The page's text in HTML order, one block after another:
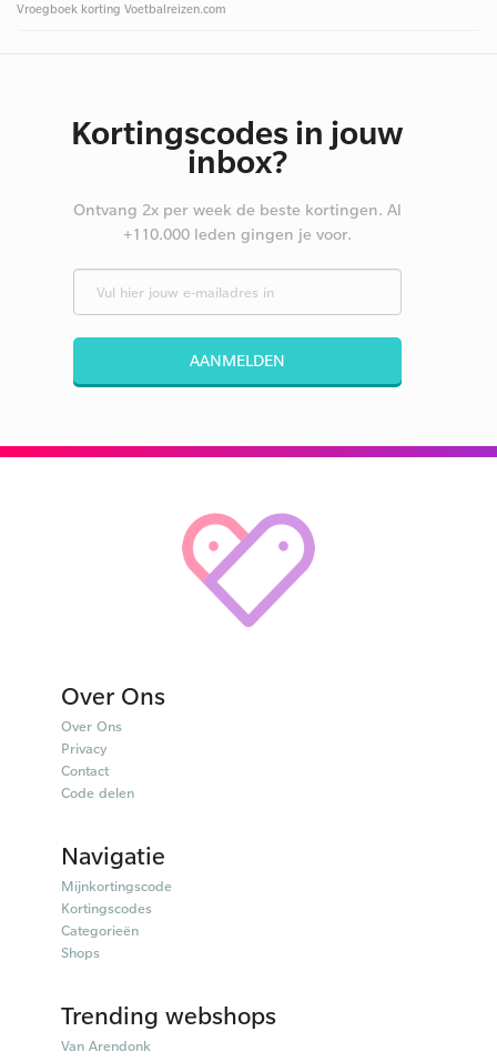
Vroegboek korting Voetbalreizen.com
Kortingscodes in jouw
inbox?
Ontvang 2x per week de beste kortingen. Al
+110.000 leden gingen je voor.
AANMELDEN
Over Ons
Over Ons
Privacy
Contact
Code delen
Navigatie
Mijnkortingscode
Kortingscodes
Categorieën
Shops
Trending webshops
Van Arendonk